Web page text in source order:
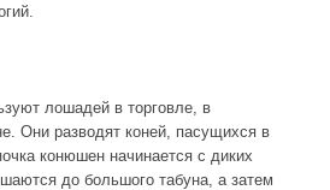
лошадей в торговле, в
Они разводят коней, пасущихся в
конюшен начинается с диких
до большого табуна, а затем